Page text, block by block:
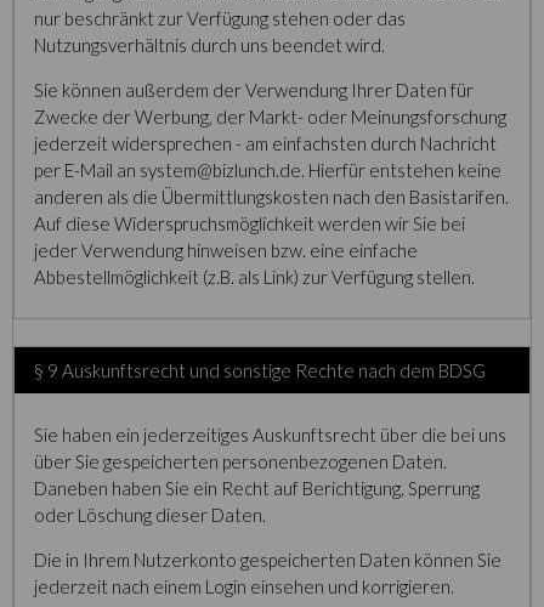
nur beschränkt zur Verfügung stehen oder das
Nutzungsverhältnis durch uns beendet wird.
Sie können außerdem der Verwendung Ihrer Daten für
Zwecke der Werbung, der Markt- oder Meinungsforschung
jederzeit widersprechen - am einfachsten durch Nachricht
per E-Mail an system@bizlunch.de. Hierfür entstehen keine
anderen als die Übermittlungskosten nach den Basistarifen.
Auf diese Widerspruchsmöglichkeit werden wir Sie bei
jeder Verwendung hinweisen bzw. eine einfache
Abbestellmöglichkeit (z.B. als Link) zur Verfügung stellen.
§ 9 Auskunftsrecht und sonstige Rechte nach dem BDSG
Sie haben ein jederzeitiges Auskunftsrecht über die bei uns
über Sie gespeicherten personenbezogenen Daten.
Daneben haben Sie ein Recht auf Berichtigung, Sperrung
oder Löschung dieser Daten.
Die in Ihrem Nutzerkonto gespeicherten Daten können Sie
jederzeit nach einem Login einsehen und korrigieren.